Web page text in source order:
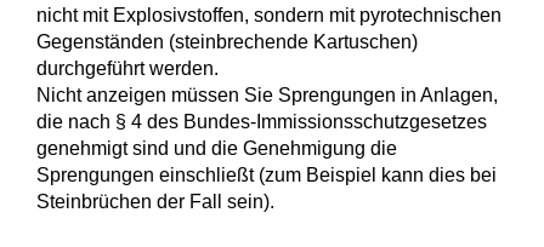
nicht mit Explosivstoffen, sondern mit pyrotechnischen
Gegenständen (steinbrechende Kartuschen)
durchgeführt werden.
Nicht anzeigen müssen Sie Sprengungen in Anlagen,
die nach § 4 des Bundes-Immissionsschutzgesetzes
genehmigt sind und die Genehmigung die
Sprengungen einschließt (zum Beispiel kann dies bei
Steinbrüchen der Fall sein).